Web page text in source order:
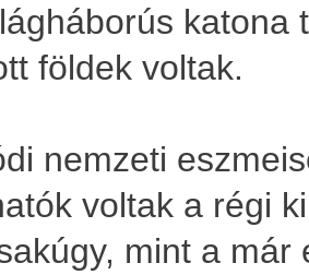
katona
földek voltak.
nemzeti
voltak a régi
mint a már